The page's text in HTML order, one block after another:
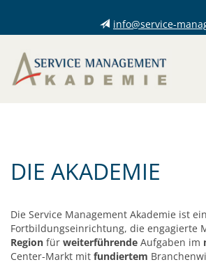
info@service-
DIE AKADEMIE
Die Service Management Akademie ist
Fortbildungseinrichtung, die engagierte
Region für weiterführende Aufgaben im
Center-Markt mit fundiertem